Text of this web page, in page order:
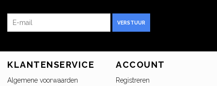
VERSTUUR
KLANTENSERVICE
Algemene voorwaarden
ACCOUNT
Registreren